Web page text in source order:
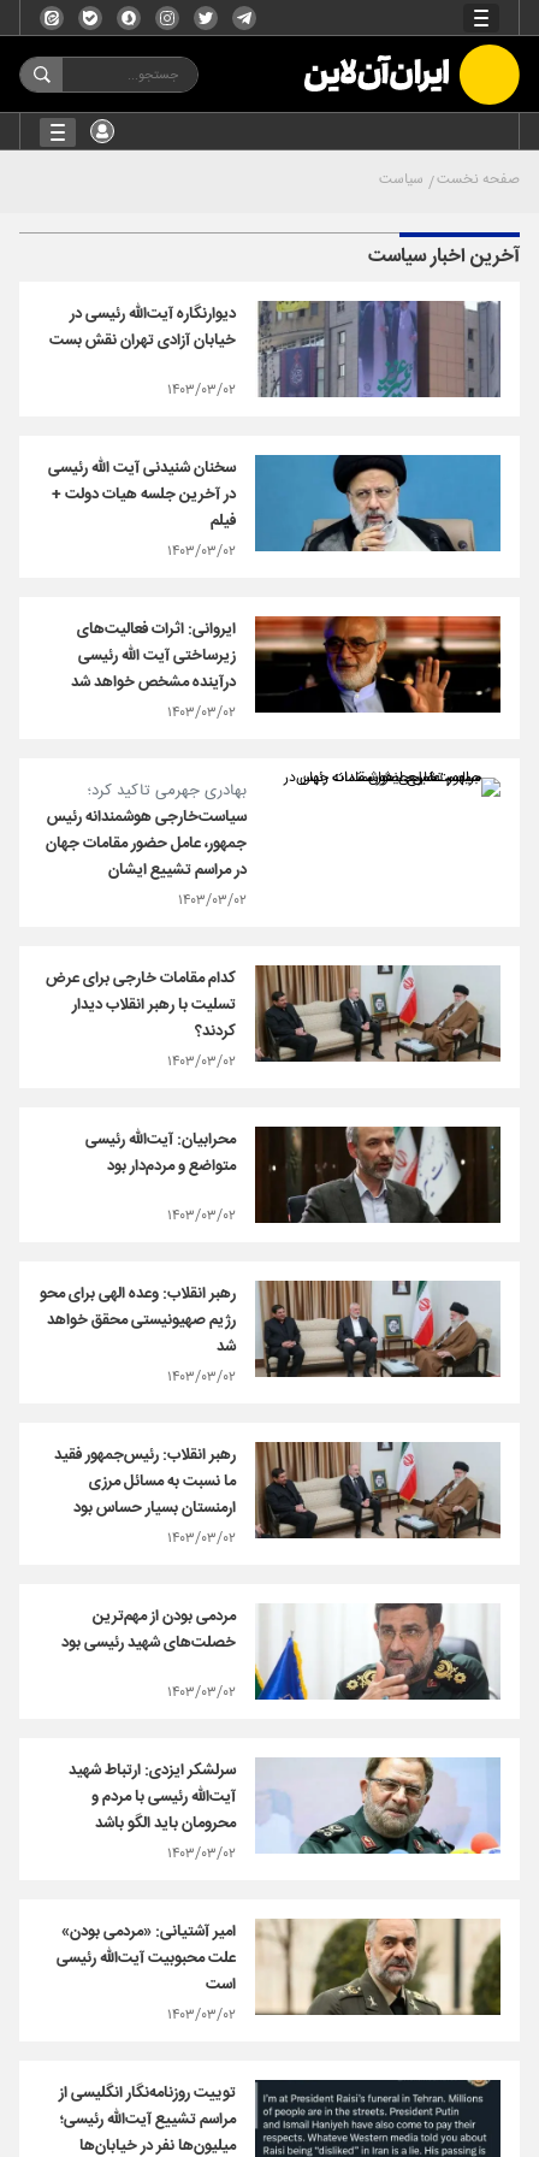
صفحه نخست سیاست
آخرین اخبار سیاست
دیوارنگاره آیت‌الله رئیسی در
خیابان آزادی تهران نقش بست
۱۴۰۳/۰۳/۰۲
سخنان شنیدنی آیت الله رئیسی
در آخرین جلسه هیات دولت +
فیلم
۱۴۰۳/۰۳/۰۲
ایروانی: اثرات فعالیت‌های
زیرساختی آیت الله رئیسی
درآینده مشخص خواهد شد
۱۴۰۳/۰۳/۰۲
بهادری جهرمی تاکید کرد؛
سیاست‌خارجی هوشمندانه رئیس
جمهور، عامل حضور مقامات جهان
در مراسم تشییع ایشان
۱۴۰۳/۰۳/۰۲
کدام مقامات خارجی برای عرض
تسلیت با رهبر انقلاب دیدار
کردند؟
۱۴۰۳/۰۳/۰۲
محرابیان: آیت‌الله رئیسی
متواضع و مردم‌دار بود
۱۴۰۳/۰۳/۰۲
رهبر انقلاب: وعده الهی برای محو
رژیم صهیونیستی محقق خواهد
شد
۱۴۰۳/۰۳/۰۲
رهبر انقلاب: رئیس‌جمهور فقید
ما نسبت به مسائل مرزی
ارمنستان بسیار حساس بود
۱۴۰۳/۰۳/۰۲
مردمی بودن از مهم‌ترین
خصلت‌های شهید رئیسی بود
۱۴۰۳/۰۳/۰۲
سرلشکر ایزدی: ارتباط شهید
آیت‌الله رئیسی با مردم و
محرومان باید الگو باشد
۱۴۰۳/۰۳/۰۲
امیر آشتیانی: «مردمی بودن»
علت محبوبیت آیت‌الله رئیسی
است
۱۴۰۳/۰۳/۰۲
توییت روزنامه‌نگار انگلیسی از
مراسم تشییع آیت‌الله رئیسی؛
میلیون‌ها نفر در خیابان‌ها